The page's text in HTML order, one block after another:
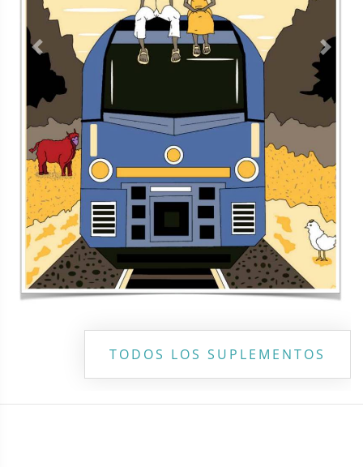
Contacto Directorio Aviso de privacidad
Copyright ©2026 Todos los derechos reservados | La Jornada
Maya